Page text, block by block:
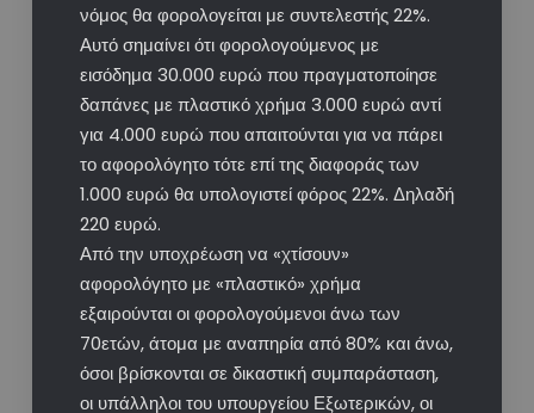
νόμος θα φορολογείται με συντελεστής 22%.
Αυτό σημαίνει ότι φορολογούμενος με
εισόδημα 30.000 ευρώ που πραγματοποίησε
δαπάνες με πλαστικό χρήμα 3.000 ευρώ αντί
για 4.000 ευρώ που απαιτούνται για να πάρει
το αφορολόγητο τότε επί της διαφοράς των
1.000 ευρώ θα υπολογιστεί φόρος 22%. Δηλαδή
220 ευρώ.
Από την υποχρέωση να «χτίσουν»
αφορολόγητο με «πλαστικό» χρήμα
εξαιρούνται οι φορολογούμενοι άνω των
70ετών, άτομα με αναπηρία από 80% και άνω,
όσοι βρίσκονται σε δικαστική συμπαράσταση,
οι υπάλληλοι του υπουργείου Εξωτερικών, οι